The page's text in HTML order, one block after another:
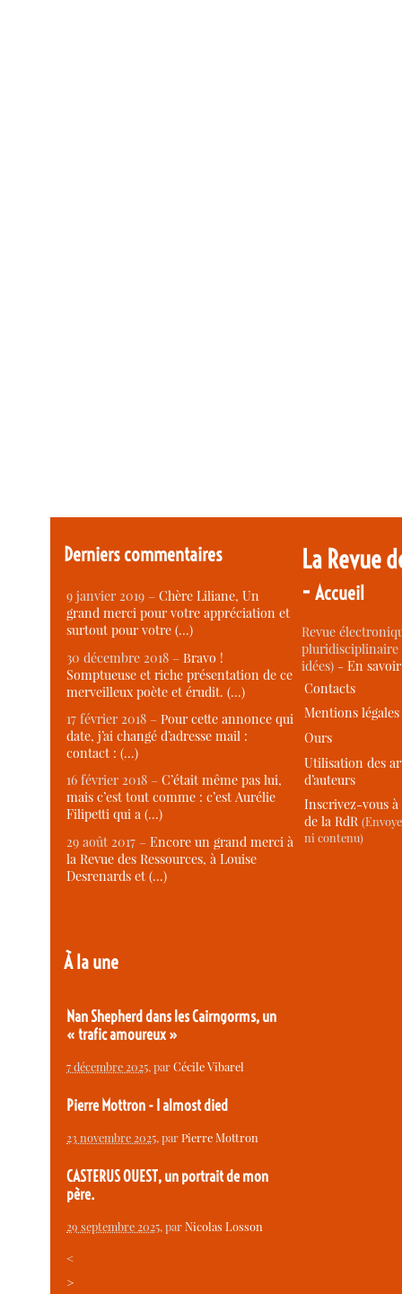
Derniers commentaires
9 janvier 2019 –Chère Liliane, Un
grand merci pour votre appréciation et
surtout pour votre (…)
30 décembre 2018 –Bravo !
Somptueuse et riche présentation de ce
merveilleux poète et érudit. (…)
17 février 2018 –Pour cette annonce qui
date, j’ai changé d’adresse mail :
contact : (…)
16 février 2018 –C’était même pas lui,
mais c’est tout comme : c’est Aurélie
Filipetti qui a (…)
29 août 2017 –Encore un grand merci à
la Revue des Ressources, à Louise
Desrenards et (…)
À la une
Nan Shepherd dans les Cairngorms, un
« trafic amoureux »
7 décembre 2025, parCécile Vibarel
Pierre Mottron - I almost died
23 novembre 2025, parPierre Mottron
CASTERUS OUEST, un portrait de mon
père.
29 septembre 2025, parNicolas Losson
<
>
La Revue
-Accueil
Revue
idées) -En
Contacts
Mentions légales
Ours
Utilisation des
d’auteurs
Inscrivez-vous
de la RdR
ni contenu)